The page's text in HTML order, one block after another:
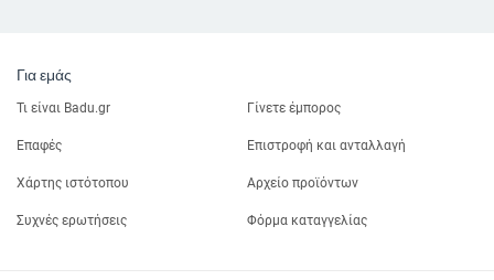
Για εμάς
Τι είναι Badu.gr Γίνετε έμπορος
Επαφές Επιστροφή και ανταλλαγή
Χάρτης ιστότοπου Αρχείο προϊόντων
Συχνές ερωτήσεις Φόρμα καταγγελίας